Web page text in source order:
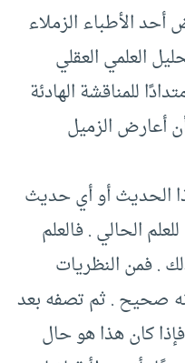
الأطباء الزملاء
العلمي العقلي
للمناقشة الهادئة
أعارض الزميل
الحديث أو أي حديث
الحالي . فالعلم
. فمن النظريات
صحيح . ثم تصفه بعد
كان هذا هو حال